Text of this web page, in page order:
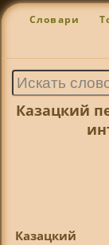
Словари
Казацкий
Казацкий